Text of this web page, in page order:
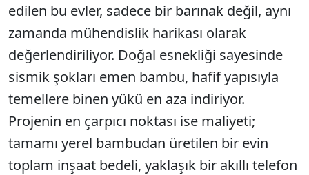
edilen bu evler, sadece bir barınak değil, aynı
zamanda mühendislik harikası olarak
değerlendiriliyor. Doğal esnekliği sayesinde
sismik şokları emen bambu, hafif yapısıyla
temellere binen yükü en aza indiriyor.
Projenin en çarpıcı noktası ise maliyeti;
tamamı yerel bambudan üretilen bir evin
toplam inşaat bedeli, yaklaşık bir akıllı telefon